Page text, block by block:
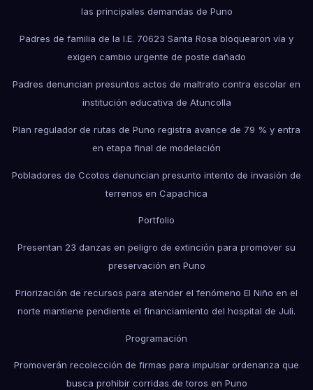
las principales demandas de Puno
Padres de familia de la I.E. 70623 Santa Rosa bloquearon vía y
exigen cambio urgente de poste dañado
Padres denuncian presuntos actos de maltrato contra escolar en
institución educativa de Atuncolla
Plan regulador de rutas de Puno registra avance de 79 % y entra
en etapa final de modelación
Pobladores de Ccotos denuncian presunto intento de invasión de
terrenos en Capachica
Portfolio
Presentan 23 danzas en peligro de extinción para promover su
preservación en Puno
Priorización de recursos para atender el fenómeno El Niño en el
norte mantiene pendiente el financiamiento del hospital de Juli.
Programación
Promoverán recolección de firmas para impulsar ordenanza que
busca prohibir corridas de toros en Puno